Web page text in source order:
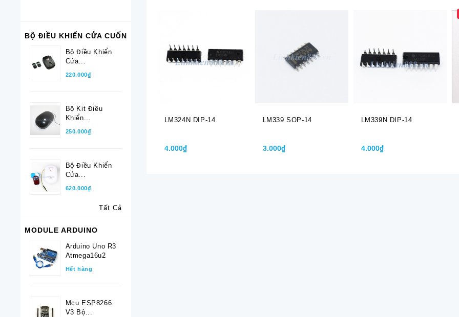
BỘ ĐIỀU KHIỂN CỬA CUỐN
Bộ Điều Khiển
Cửa...
220.000₫
Bộ Kit Điều
Khiển...
250.000₫
Bộ Điều Khiển
Cửa...
620.000₫
Tất Cả
MODULE ARDUINO
Arduino Uno R3
Atmega16u2
Hết hàng
Mcu ESP8266
V3 Bộ...
LM324N DIP-14
4.000₫
LM339 SOP-14
3.000₫
LM339N DIP-14
4.000₫